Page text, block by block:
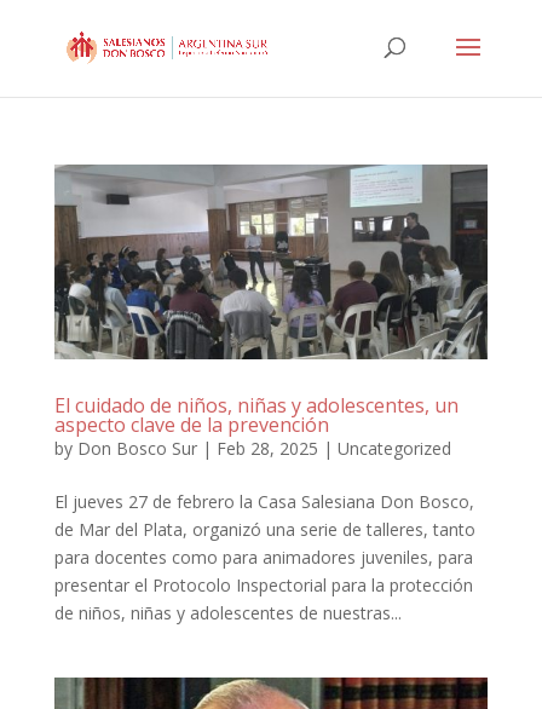
El cuidado de niños, niñas y adolescentes, un
aspecto clave de la prevención
by Don Bosco Sur| Feb 28, 2025 | Uncategorized
El jueves 27 de febrero la Casa Salesiana Don Bosco,
de Mar del Plata, organizó una serie de talleres, tanto
para docentes como para animadores juveniles, para
presentar el Protocolo Inspectorial para la protección
de niños, niñas y adolescentes de nuestras...